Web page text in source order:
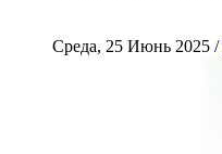
Среда, 25 Июнь 2025 /